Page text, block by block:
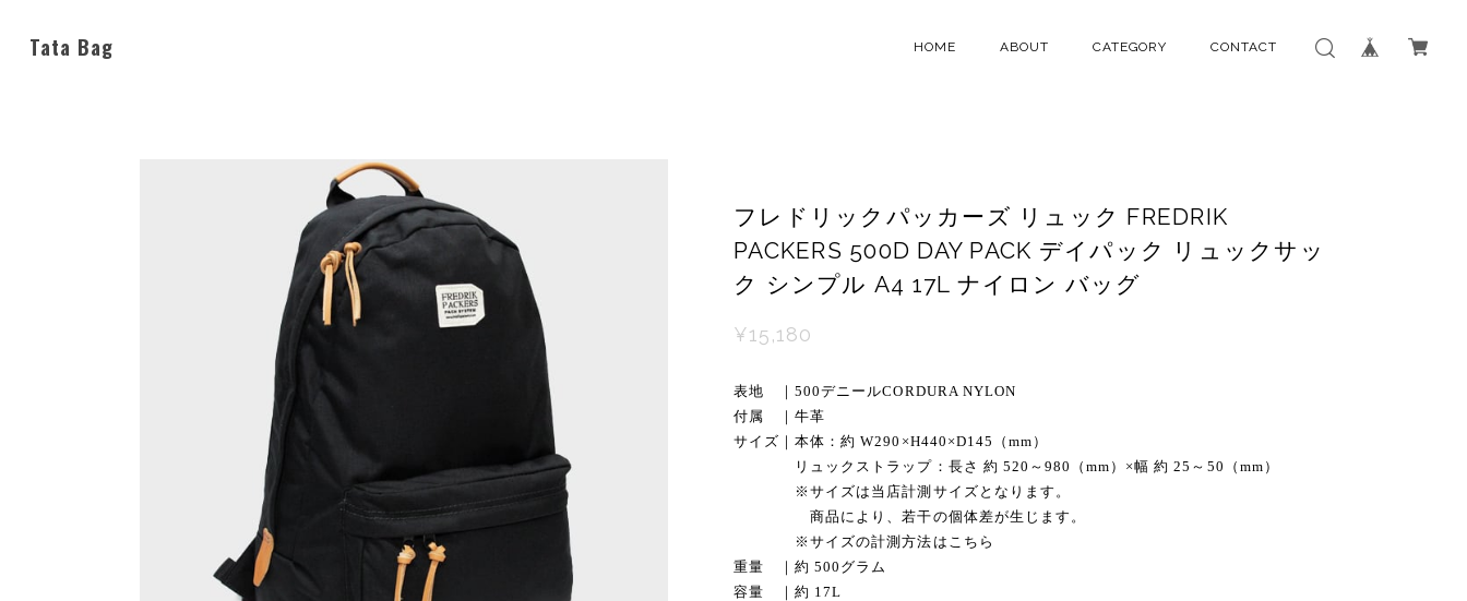
Tata Bag HOME ABOUT CATEGORY CONTACT
フレドリックパッカーズ リュック FREDRIK
PACKERS 500D DAY PACK デイパック リュックサッ
ク シンプル A4 17L ナイロン バッグ
¥15,180
表地 ｜500デニールCORDURA NYLON
付属 ｜牛革
サイズ｜本体：約 W290×H440×D145（mm）
リュックストラップ：長さ 約 520～980（mm）×幅 約 25～50（mm）
※サイズは当店計測サイズとなります。
商品により、若干の個体差が生じます。
※サイズの計測方法はこちら
重量 ｜約 500グラム
容量 ｜約 17L